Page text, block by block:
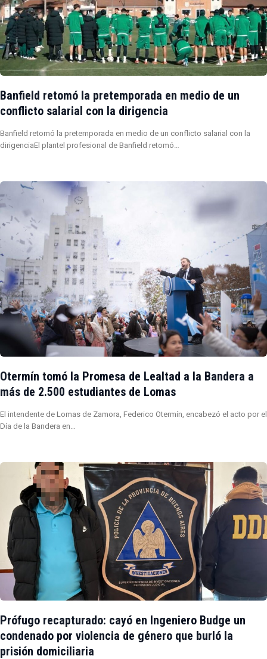
Banfield retomó la pretemporada en medio de un
conflicto salarial con la dirigencia
Banfield retomó la pretemporada en medio de un conflicto salarial con la
dirigenciaEl plantel profesional de Banfield retomó…
Otermín tomó la Promesa de Lealtad a la Bandera a
más de 2.500 estudiantes de Lomas
El intendente de Lomas de Zamora, Federico Otermín, encabezó el acto por el
Día de la Bandera en…
Prófugo recapturado: cayó en Ingeniero Budge un
condenado por violencia de género que burló la
prisión domiciliaria